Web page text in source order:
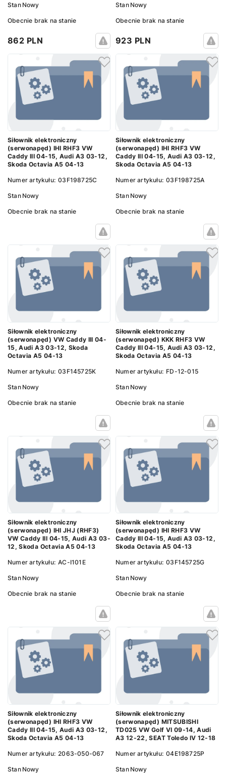
Stan Nowy
Obecnie brak na stanie
862 PLN
Stan Nowy
Obecnie brak na stanie
923 PLN
Siłownik elektroniczny
(serwonapęd) IHI RHF3 VW
Caddy III 04-15, Audi A3 03-12,
Skoda Octavia A5 04-13
Numer artykułu: 03F198725C
Stan Nowy
Obecnie brak na stanie
Siłownik elektroniczny
(serwonapęd) IHI RHF3 VW
Caddy III 04-15, Audi A3 03-12,
Skoda Octavia A5 04-13
Numer artykułu: 03F198725A
Stan Nowy
Obecnie brak na stanie
Siłownik elektroniczny
(serwonapęd) VW Caddy III 04-
15, Audi A3 03-12, Skoda
Octavia A5 04-13
Numer artykułu: 03F145725K
Stan Nowy
Obecnie brak na stanie
Siłownik elektroniczny
(serwonapęd) KKK RHF3 VW
Caddy III 04-15, Audi A3 03-12,
Skoda Octavia A5 04-13
Numer artykułu: FD-12-015
Stan Nowy
Obecnie brak na stanie
Siłownik elektroniczny
(serwonapęd) IHI JHJ (RHF3)
VW Caddy III 04-15, Audi A3 03-
12, Skoda Octavia A5 04-13
Numer artykułu: AC-I101E
Stan Nowy
Obecnie brak na stanie
Siłownik elektroniczny
(serwonapęd) IHI RHF3 VW
Caddy III 04-15, Audi A3 03-12,
Skoda Octavia A5 04-13
Numer artykułu: 03F145725G
Stan Nowy
Obecnie brak na stanie
Siłownik elektroniczny
(serwonapęd) IHI RHF3 VW
Caddy III 04-15, Audi A3 03-12,
Skoda Octavia A5 04-13
Numer artykułu: 2063-050-067
Stan Nowy
Siłownik elektroniczny
(serwonapęd) MITSUBISHI
TD025 VW Golf VI 09-14, Audi
A3 12-22, SEAT Toledo IV 12-18
Numer artykułu: 04E198725P
Stan Nowy